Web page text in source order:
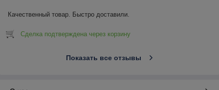
Качественный товар. Быстро доставили.
Сделка подтверждена через корзину
Показать все отзывы